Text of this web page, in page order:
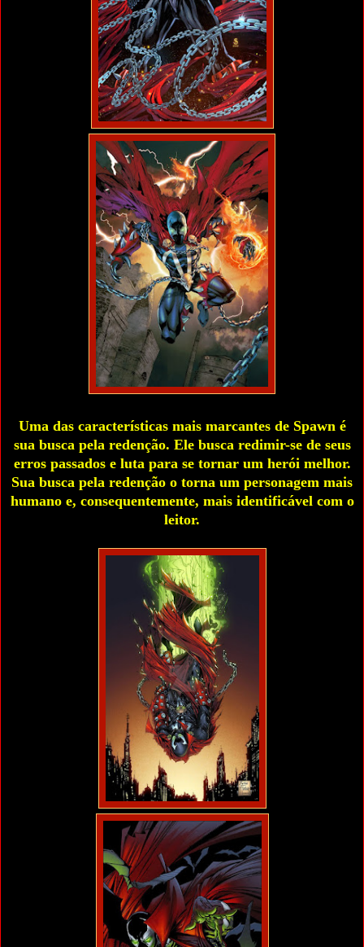
Uma das características mais marcantes de Spawn é
sua busca pela redenção. Ele busca redimir-se de seus
erros passados e luta para se tornar um herói melhor.
Sua busca pela redenção o torna um personagem mais
humano e, consequentemente, mais identificável com o
leitor.